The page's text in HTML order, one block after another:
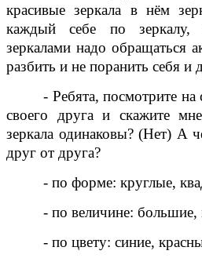
красивые зеркала в нём
каждый себе по
зеркалами надо обращаться
разбить и не поранить себя и
- Ребята, посмотрите на
своего друга и скажите
зеркала одинаковы? (Нет) А
друг от друга?
- по форме: круглые,
- по величине: большие,
- по цвету: синие,